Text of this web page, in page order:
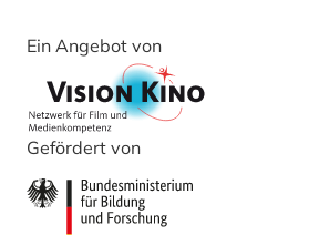
Ein Angebot von
Gefördert von